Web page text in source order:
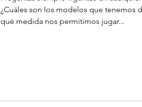
¿Cuáles son los modelos que tenemos
qué medida nos permitimos jugar...